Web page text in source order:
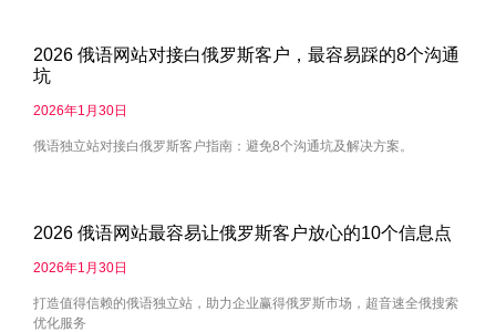
2026 俄语网站对接白俄罗斯客户，最容易踩的8个沟通
坑
2026年1月30日
俄语独立站对接白俄罗斯客户指南：避免8个沟通坑及解决方案。
2026 俄语网站最容易让俄罗斯客户放心的10个信息点
2026年1月30日
打造值得信赖的俄语独立站，助力企业赢得俄罗斯市场，超音速全俄搜索
优化服务